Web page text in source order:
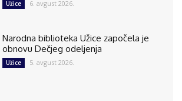
Užice 6. avgust 2026.
Narodna biblioteka Užice započela je
obnovu Dečjeg odeljenja
Užice 5. avgust 2026.